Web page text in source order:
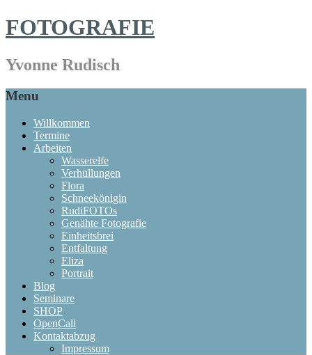
FOTOGRAFIE
Yvonne Rudisch
Menu
Willkommen
Termine
Arbeiten
Wasserelfe
Verhüllungen
Flora
Schneekönigin
RudiFOTOs
Genähte Fotografie
Einheitsbrei
Entfaltung
Eliza
Portrait
Blog
Seminare
SHOP
OpenCall
Kontaktabzug
Impressum